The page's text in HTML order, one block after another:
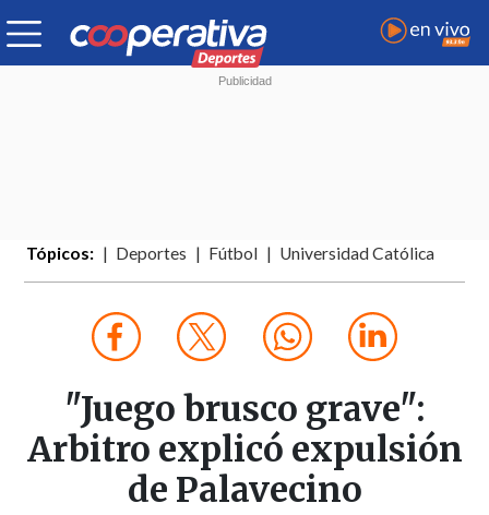
Tópicos: Deportes Fútbol Universidad Católica
"Juego brusco grave":
Arbitro explicó expulsión
de Palavecino